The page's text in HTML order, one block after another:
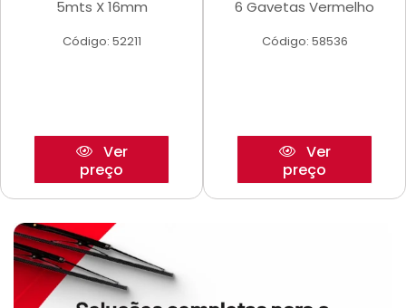
5mts X 16mm
Código: 52211
Ver
preço
6 Gavetas Vermelho
Código: 58536
Ver
preço